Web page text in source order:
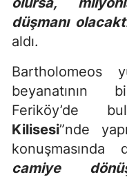
düşmanı
aldı.
Bartholomeos
beyanatının
Feriköy’de
Kilisesi”nde
camiye